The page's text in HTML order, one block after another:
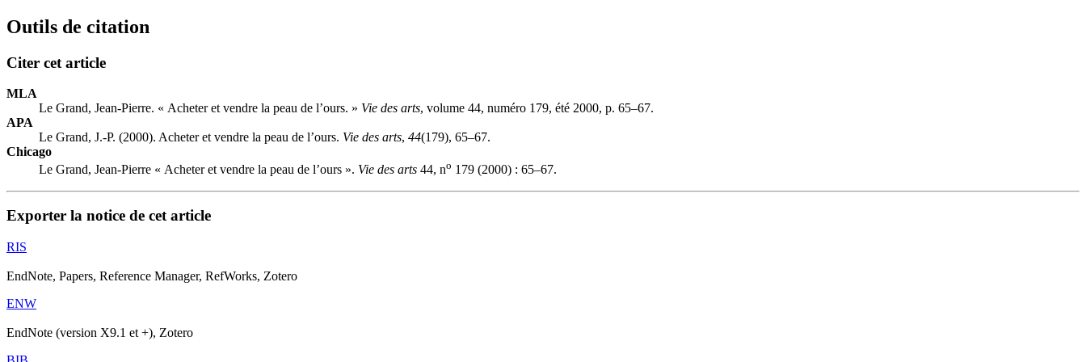
Outils de citation
Citer cet article
MLA
Le Grand, Jean-Pierre. « Acheter et vendre la peau de l’ours. » Vie des arts, volume 44, numéro 179, été 2000, p. 65–67.
APA
Le Grand, J.-P. (2000). Acheter et vendre la peau de l’ours. Vie des arts, 44(179), 65–67.
Chicago
Le Grand, Jean-Pierre « Acheter et vendre la peau de l’ours ». Vie des arts 44, no 179 (2000) : 65–67.
Exporter la notice de cet article
RIS
EndNote, Papers, Reference Manager, RefWorks, Zotero
ENW
EndNote (version X9.1 et +), Zotero